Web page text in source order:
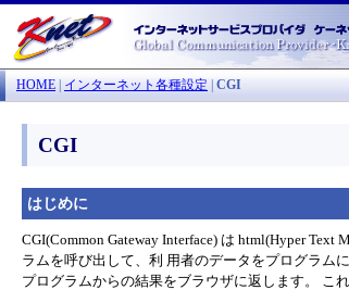
HOME インターネット各種設定 CGI
CGI
はじめに
CGI(Common Gateway Interface) は html(Hyper
ラムを呼び出して、利 用者のデータをプログラム
プログラムからの結果をブラウザに返します。 こ